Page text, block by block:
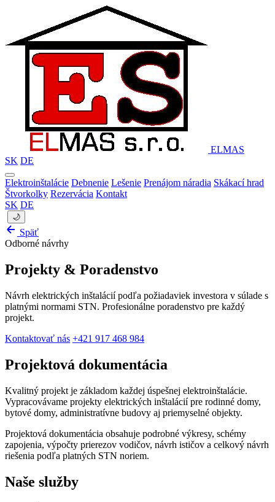
ELMAS
SK DE
Elektroinštalácie Debnenie Lešenie Prenájom náradia Skákací hrad
Štvorkolky Rezervácia Kontakt
SK DE
🌙
Späť
Odborné návrhy
Projekty & Poradenstvo
Návrh elektrických inštalácií podľa požiadaviek investora v súlade s
platnými normami STN. Profesionálne poradenstvo pre každý
projekt.
Kontaktovať nás +421 917 468 984
Projektová dokumentácia
Kvalitný projekt je základom každej úspešnej elektroinštalácie.
Vypracovávame projekty elektrických inštalácií pre rodinné domy,
bytové domy, administratívne budovy aj priemyselné objekty.
Projektová dokumentácia obsahuje podrobné výkresy, schémy
zapojenia, výpočty prierezov vodičov, návrh ističov a celkový návrh
riešenia podľa platných STN noriem.
Naše služby